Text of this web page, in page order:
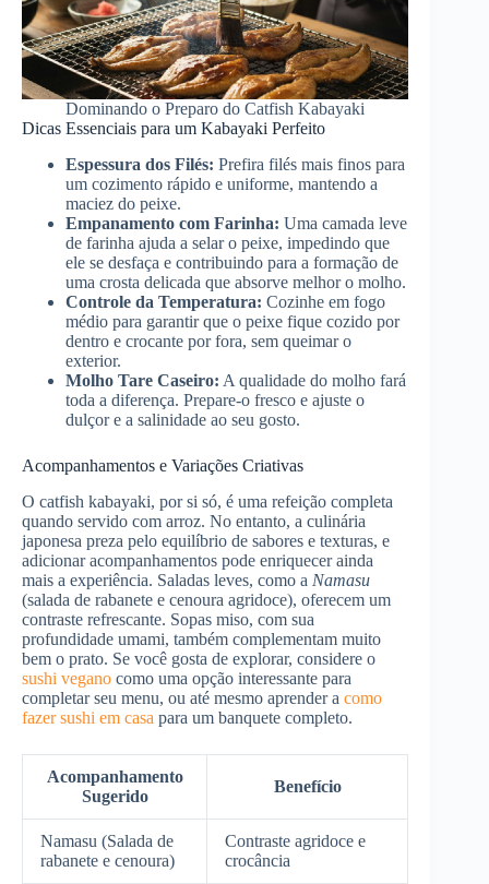
Dominando o Preparo do Catfish Kabayaki
Dicas Essenciais para um Kabayaki Perfeito
Espessura dos Filés: Prefira filés mais finos para
um cozimento rápido e uniforme, mantendo a
maciez do peixe.
Empanamento com Farinha: Uma camada leve
de farinha ajuda a selar o peixe, impedindo que
ele se desfaça e contribuindo para a formação de
uma crosta delicada que absorve melhor o molho.
Controle da Temperatura: Cozinhe em fogo
médio para garantir que o peixe fique cozido por
dentro e crocante por fora, sem queimar o
exterior.
Molho Tare Caseiro: A qualidade do molho fará
toda a diferença. Prepare-o fresco e ajuste o
dulçor e a salinidade ao seu gosto.
Acompanhamentos e Variações Criativas
O catfish kabayaki, por si só, é uma refeição completa
quando servido com arroz. No entanto, a culinária
japonesa preza pelo equilíbrio de sabores e texturas, e
adicionar acompanhamentos pode enriquecer ainda
mais a experiência. Saladas leves, como a Namasu
(salada de rabanete e cenoura agridoce), oferecem um
contraste refrescante. Sopas miso, com sua
profundidade umami, também complementam muito
bem o prato. Se você gosta de explorar, considere o
sushi vegano como uma opção interessante para
completar seu menu, ou até mesmo aprender a como
fazer sushi em casa para um banquete completo.
Acompanhamento
Sugerido
Benefício
Namasu (Salada de
rabanete e cenoura)
Contraste agridoce e
crocância